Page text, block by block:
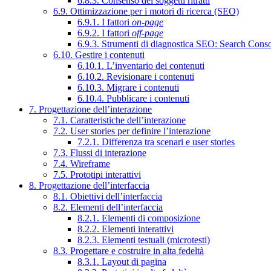
6.9. Ottimizzazione per i motori di ricerca (SEO)
6.9.1. I fattori on-page
6.9.2. I fattori off-page
6.9.3. Strumenti di diagnostica SEO: Search
6.10. Gestire i contenuti
6.10.1. L’inventario dei contenuti
6.10.2. Revisionare i contenuti
6.10.3. Migrare i contenuti
6.10.4. Pubblicare i contenuti
7. Progettazione dell’interazione
7.1. Caratteristiche dell’interazione
7.2. User stories per definire l’interazione
7.2.1. Differenza tra scenari e user stories
7.3. Flussi di interazione
7.4. Wireframe
7.5. Prototipi interattivi
8. Progettazione dell’interfaccia
8.1. Obiettivi dell’interfaccia
8.2. Elementi dell’interfaccia
8.2.1. Elementi di composizione
8.2.2. Elementi interattivi
8.2.3. Elementi testuali (microtesti)
8.3. Progettare e costruire in alta fedeltà
8.3.1. Layout di pagina